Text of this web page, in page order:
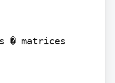
� matrices